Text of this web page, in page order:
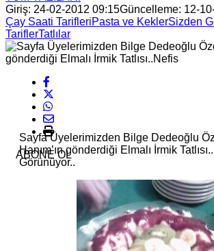
Giriş: 24-02-2012 09:15Güncelleme: 12-
Çay Saati TarifleriPasta ve KeklerSizden
TariflerTatlılar
ABONE OL
Sayfa Üyelerimizden Bilge Dedeoğlu
Hanım’ın gönderdiği Elmalı İrmik
Görünüyor..